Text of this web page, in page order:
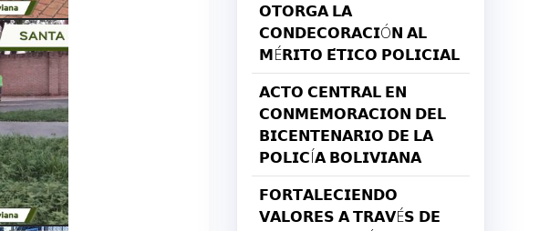
𝗢𝗧𝗢𝗥𝗚𝗔 𝗟𝗔
𝗖𝗢𝗡𝗗𝗘𝗖𝗢𝗥𝗔𝗖𝗜Ó𝗡 𝗔𝗟
𝗠É𝗥𝗜𝗧𝗢 𝗘́𝗧𝗜𝗖𝗢 𝗣𝗢𝗟𝗜𝗖𝗜𝗔𝗟
𝗔𝗖𝗧𝗢 𝗖𝗘𝗡𝗧𝗥𝗔𝗟 𝗘𝗡
𝗖𝗢𝗡𝗠𝗘𝗠𝗢𝗥𝗔𝗖𝗜𝗢𝗡 𝗗𝗘𝗟
𝗕𝗜𝗖𝗘𝗡𝗧𝗘𝗡𝗔𝗥𝗜𝗢 𝗗𝗘 𝗟𝗔
𝗣𝗢𝗟𝗜𝗖Í𝗔 𝗕𝗢𝗟𝗜𝗩𝗜𝗔𝗡𝗔
𝗙𝗢𝗥𝗧𝗔𝗟𝗘𝗖𝗜𝗘𝗡𝗗𝗢
𝗩𝗔𝗟𝗢𝗥𝗘𝗦 𝗔 𝗧𝗥𝗔𝗩É𝗦 𝗗𝗘